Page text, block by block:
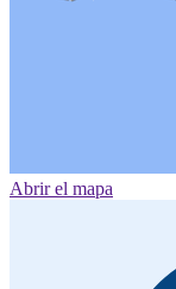
Abrir el mapa